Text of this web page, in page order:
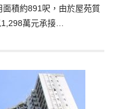
積約891呎，由於屋苑質
萬元承接…